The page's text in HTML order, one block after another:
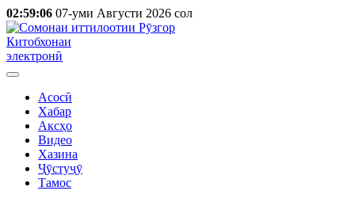
02:59:06 07-уми Августи 2026 сол
Китобхонаи
электронӣ
Асосӣ
Хабар
Аксҳо
Видео
Хазина
Ҷӯстуҷӯ
Тамос